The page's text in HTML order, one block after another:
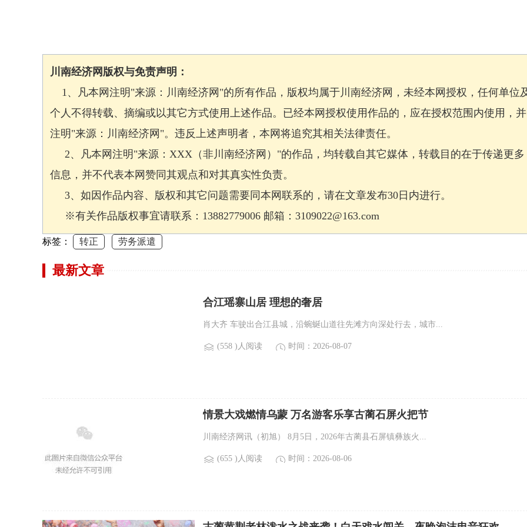
川南经济网版权与免责声明：
1、凡本网注明"来源：川南经济网"的所有作品，版权均属于川南经济网，未经本网授权，任何单位
个人不得转载、摘编或以其它方式使用上述作品。已经本网授权使用作品的，应在授权范围内使用，并
注明"来源：川南经济网"。违反上述声明者，本网将追究其相关法律责任。
2、凡本网注明"来源：XXX（非川南经济网）"的作品，均转载自其它媒体，转载目的在于传递更多
信息，并不代表本网赞同其观点和对其真实性负责。
3、如因作品内容、版权和其它问题需要同本网联系的，请在文章发布30日内进行。
※有关作品版权事宜请联系：13882779006 邮箱：3109022@163.com
标签： 转正 劳务派遣
最新文章
合江瑶寨山居 理想的奢居
肖大齐 车驶出合江县城，沿蜿蜒山道往先滩方向深处行去，城市...
(558 )人阅读 时间：2026-08-07
情景大戏燃情乌蒙 万名游客乐享古蔺石屏火把节
川南经济网讯（初旭） 8月5日，2026年古蔺县石屏镇彝族火...
(655 )人阅读 时间：2026-08-06